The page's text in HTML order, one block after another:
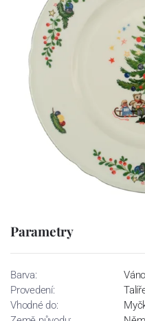
Parametry
Barva:
Provedení:
Vhodné do: